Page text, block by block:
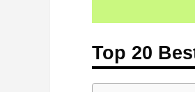
Top 20